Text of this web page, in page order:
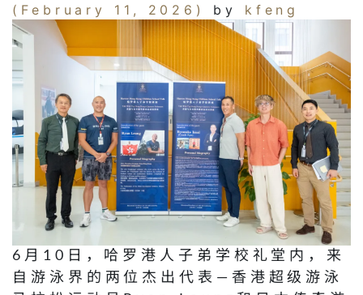
(February 11, 2026) by kfeng
6月10日，哈罗港人子弟学校礼堂内，来
自游泳界的两位杰出代表—香港超级游泳